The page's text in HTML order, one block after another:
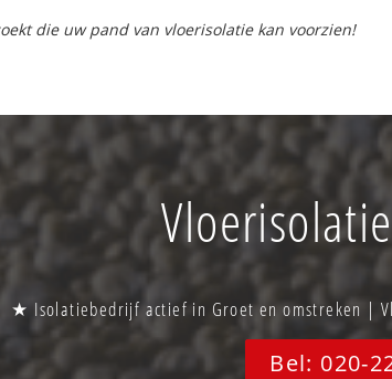
die uw pand van vloerisolatie kan voorzien!
★ Isolatiebedrijf actief in Groet en omstreken |
Bel: 020-